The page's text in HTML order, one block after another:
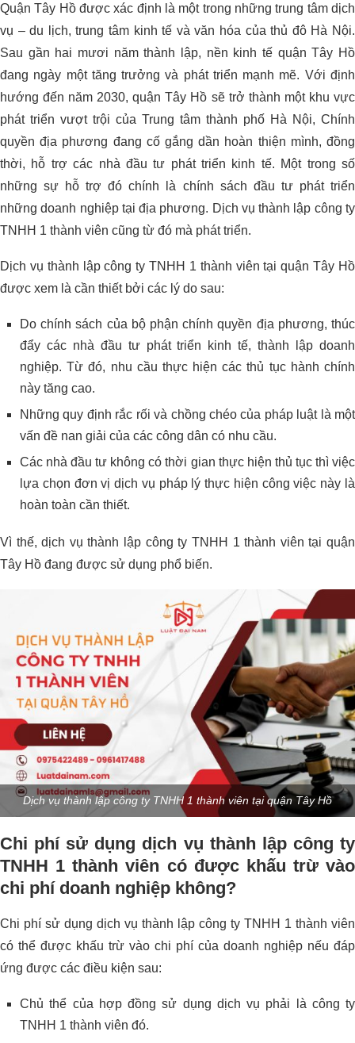
Quận Tây Hồ được xác định là một trong những trung tâm dịch
vụ – du lịch, trung tâm kinh tế và văn hóa của thủ đô Hà Nội.
Sau gần hai mươi năm thành lập, nền kinh tế quận Tây Hồ
đang ngày một tăng trưởng và phát triển mạnh mẽ. Với định
hướng đến năm 2030, quận Tây Hồ sẽ trở thành một khu vực
phát triển vượt trội của Trung tâm thành phố Hà Nội, Chính
quyền địa phương đang cố gắng dần hoàn thiện mình, đồng
thời, hỗ trợ các nhà đầu tư phát triển kinh tế. Một trong số
những sự hỗ trợ đó chính là chính sách đầu tư phát triển
những doanh nghiệp tại địa phương. Dịch vụ thành lập công ty
TNHH 1 thành viên cũng từ đó mà phát triển.
Dịch vụ thành lập công ty TNHH 1 thành viên tại quận Tây Hồ
được xem là cần thiết bởi các lý do sau:
Do chính sách của bộ phận chính quyền địa phương, thúc
đẩy các nhà đầu tư phát triển kinh tế, thành lập doanh
nghiệp. Từ đó, nhu cầu thực hiện các thủ tục hành chính
này tăng cao.
Những quy định rắc rối và chồng chéo của pháp luật là một
vấn đề nan giải của các công dân có nhu cầu.
Các nhà đầu tư không có thời gian thực hiện thủ tục thì việc
lựa chọn đơn vị dịch vụ pháp lý thực hiện công việc này là
hoàn toàn cần thiết.
Vì thế, dịch vụ thành lập công ty TNHH 1 thành viên tại quận
Tây Hồ đang được sử dụng phổ biến.
Dịch vụ thành lập công ty TNHH 1 thành viên tại quận Tây Hồ
Chi phí sử dụng dịch vụ thành lập công ty
TNHH 1 thành viên có được khấu trừ vào
chi phí doanh nghiệp không?
Chi phí sử dụng dịch vụ thành lập công ty TNHH 1 thành viên
có thể được khấu trừ vào chi phí của doanh nghiệp nếu đáp
ứng được các điều kiện sau:
Chủ thể của hợp đồng sử dụng dịch vụ phải là công ty
TNHH 1 thành viên đó.